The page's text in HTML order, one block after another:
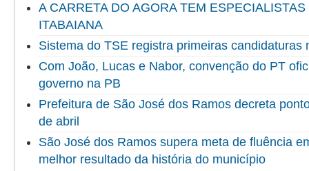
A CARRETA DO AGORA TEM
ITABAIANA
Sistema do TSE registra primeiras candidaturas
Com João, Lucas e Nabor, convenção do PT
governo na PB
Prefeitura de São José dos Ramos decreta
de abril
São José dos Ramos supera meta de fluência
melhor resultado da história do município